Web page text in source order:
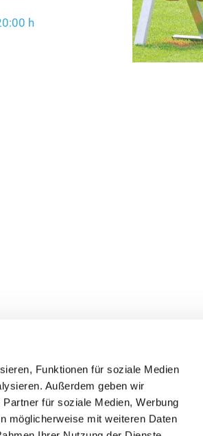
Funktionen für soziale Medien
Außerdem geben wir
für soziale Medien, Werbung
möglicherweise mit weiteren Daten
h
Service
Bezahlsystem